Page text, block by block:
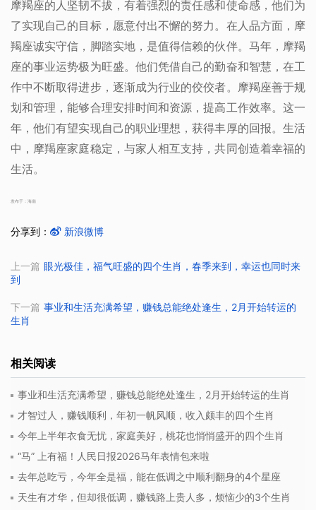
摩羯座的人坚韧不拔，有着强烈的责任感和使命感，他们为
了实现自己的目标，愿意付出不懈的努力。在人品方面，摩
羯座诚实守信，脚踏实地，是值得信赖的伙伴。马年，摩羯
座的事业运势极为旺盛。他们凭借自己的勤奋和智慧，在工
作中不断取得进步，逐渐成为行业的佼佼者。摩羯座善于规
划和管理，能够合理安排时间和资源，提高工作效率。这一
年，他们有望实现自己的职业理想，获得丰厚的回报。生活
中，摩羯座家庭稳定，与家人相互支持，共同创造着幸福的
生活。
发布于：海南
分享到： 新浪微博
上一篇 眼光极佳，福气旺盛的四个生肖，春季来到，幸运也同时来
到
下一篇 事业和生活充满希望，赚钱总能绝处逢生，2月开始转运的
生肖
相关阅读
事业和生活充满希望，赚钱总能绝处逢生，2月开始转运的生肖
才智过人，赚钱顺利，年初一帆风顺，收入颇丰的四个生肖
今年上半年衣食无忧，家庭美好，桃花也悄悄盛开的四个生肖
“马” 上有福！人民日报2026马年表情包来啦
去年总吃亏，今年全是福，能在低调之中顺利翻身的4个星座
天生有才华，但却很低调，赚钱路上贵人多，烦恼少的3个生肖